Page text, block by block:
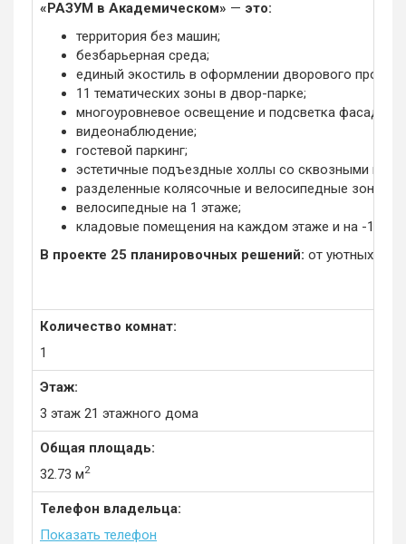
«РАЗУМ в Академическом» — это:
территория без машин;
безбарьерная среда;
единый экостиль в оформлении дворового
11 тематических зоны в двор-парке;
многоуровневое освещение и подсветка фасадов;
видеонаблюдение;
гостевой паркинг;
эстетичные подъездные холлы со сквозными
разделенные колясочные и велосипедные зоны;
велосипедные на 1 этаже;
кладовые помещения на каждом этаже и на -1
В проекте 25 планировочных решений: от уютных
Количество комнат:
1
Этаж:
3 этаж 21 этажного дома
Общая площадь:
32.73 м2
Телефон владельца:
Показать телефон